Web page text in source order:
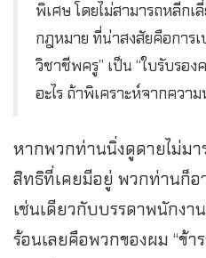
พิเศษ โดยไม่สามารถหลีกเ
กฎหมาย ที่น่าสงสัยคือการ
วิชาชีพครู” เป็น “ใบรับรอ
อะไร ถ้าพิเคราะห์จากควา
หากพวกท่านนิ่งดูดายไม่ม
สิทธิที่เคยมีอยู่ พวกท่านก็อ
เช่นเดียวกับบรรดาพนักงา
ร้อนเลยคือพวกของผม “ข้า